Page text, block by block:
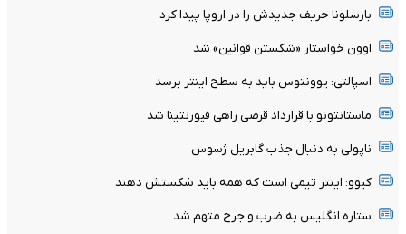
بارسلونا حریف جدیدش را در اروپا پیدا کرد
اوون خواستار «شکستن قوانین» شد
اسپالتی: یوونتوس باید به سطح اینتر برسد
ماستانتونو با قرارداد قرضی راهی فیورنتینا شد
ناپولی به دنبال جذب گابریل ژسوس
کیوو: اینتر تیمی است که همه باید شکستش دهند
ستاره انگلیس به ضرب و جرح متهم شد